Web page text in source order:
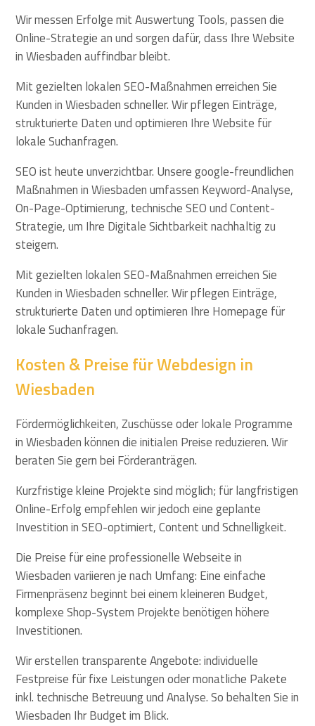
Wir messen Erfolge mit Auswertung Tools, passen die
Online-Strategie an und sorgen dafür, dass Ihre Website
in Wiesbaden auffindbar bleibt.
Mit gezielten lokalen SEO-Maßnahmen erreichen Sie
Kunden in Wiesbaden schneller. Wir pflegen Einträge,
strukturierte Daten und optimieren Ihre Website für
lokale Suchanfragen.
SEO ist heute unverzichtbar. Unsere google-freundlichen
Maßnahmen in Wiesbaden umfassen Keyword-Analyse,
On-Page-Optimierung, technische SEO und Content-
Strategie, um Ihre Digitale Sichtbarkeit nachhaltig zu
steigern.
Mit gezielten lokalen SEO-Maßnahmen erreichen Sie
Kunden in Wiesbaden schneller. Wir pflegen Einträge,
strukturierte Daten und optimieren Ihre Homepage für
lokale Suchanfragen.
Kosten & Preise für Webdesign in
Wiesbaden
Fördermöglichkeiten, Zuschüsse oder lokale Programme
in Wiesbaden können die initialen Preise reduzieren. Wir
beraten Sie gern bei Förderanträgen.
Kurzfristige kleine Projekte sind möglich; für langfristigen
Online-Erfolg empfehlen wir jedoch eine geplante
Investition in SEO-optimiert, Content und Schnelligkeit.
Die Preise für eine professionelle Webseite in
Wiesbaden variieren je nach Umfang: Eine einfache
Firmenpräsenz beginnt bei einem kleineren Budget,
komplexe Shop-System Projekte benötigen höhere
Investitionen.
Wir erstellen transparente Angebote: individuelle
Festpreise für fixe Leistungen oder monatliche Pakete
inkl. technische Betreuung und Analyse. So behalten Sie in
Wiesbaden Ihr Budget im Blick.